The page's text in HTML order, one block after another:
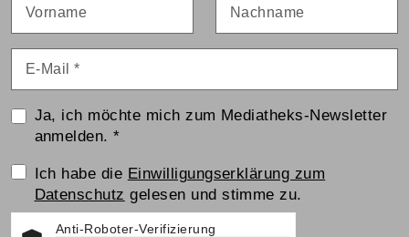
Ja, ich möchte mich zum Mediatheks-Newsletter
anmelden.*
Einwilligungserklärung
Ich habe die Einwilligungserklärung zum
Datenschutz gelesen und stimme zu.
Anti-Roboter-Verifizierung